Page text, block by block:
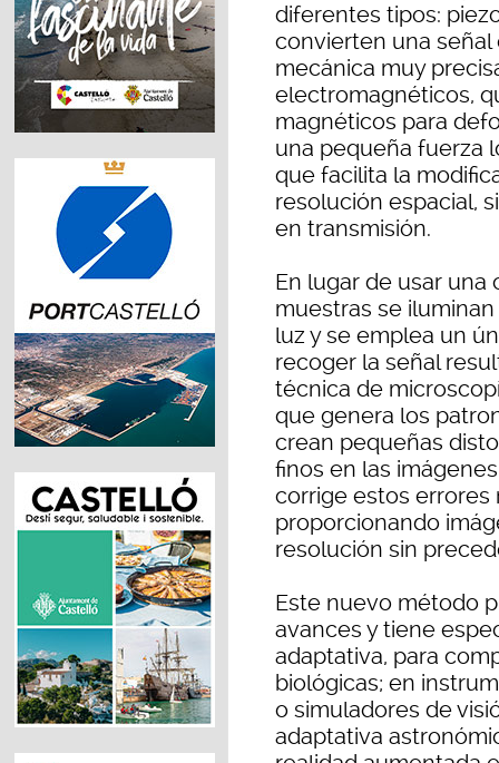
diferentes tipos:
convierten una
mecánica muy
electromagnéticos,
magnéticos para
una pequeña fuerza
que facilita la
resolución espacial,
en transmisión.
En lugar de usar una
muestras se
luz y se emplea un
recoger la señal
técnica de
que genera los
crean pequeñas
finos en las
corrige estos
proporcionando
resolución sin
Este nuevo método
avances y tiene
adaptativa, para
biológicas; en
o simuladores de
adaptativa